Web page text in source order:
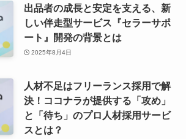
出品者の成長と安定を支える、新
しい伴走型サービス『セラーサポ
ート』開発の背景とは
2025年8月4日
人材不足はフリーランス採用で解
決！ココナラが提供する「攻め」
と「待ち」のプロ人材採用サービ
スとは？